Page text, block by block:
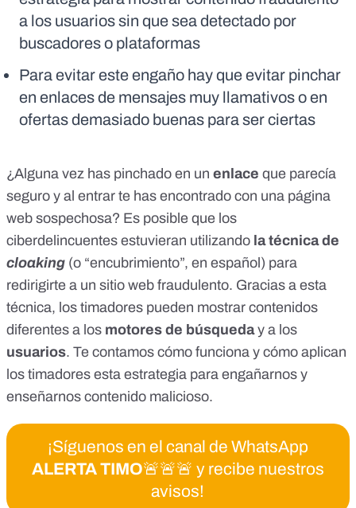
a los usuarios sin que sea detectado por
buscadores o plataformas
Para evitar este engaño hay que evitar pinchar
en enlaces de mensajes muy llamativos o en
ofertas demasiado buenas para ser ciertas
¿Alguna vez has pinchado en un enlace que parecía
seguro y al entrar te has encontrado con una página
web sospechosa? Es posible que los
ciberdelincuentes estuvieran utilizando la técnica de
cloaking (o “encubrimiento”, en español) para
redirigirte a un sitio web fraudulento. Gracias a esta
técnica, los timadores pueden mostrar contenidos
diferentes a los motores de búsqueday a los
usuarios. Te contamos cómo funciona y cómo aplican
los timadores esta estrategia para engañarnos y
enseñarnos contenido malicioso.
¡Síguenos en el canal de WhatsApp
ALERTA TIMO🚨🚨🚨 y recibe nuestros
avisos!